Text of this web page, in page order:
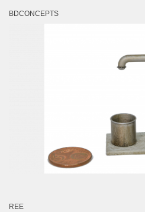
BDCONCEPTS
REE